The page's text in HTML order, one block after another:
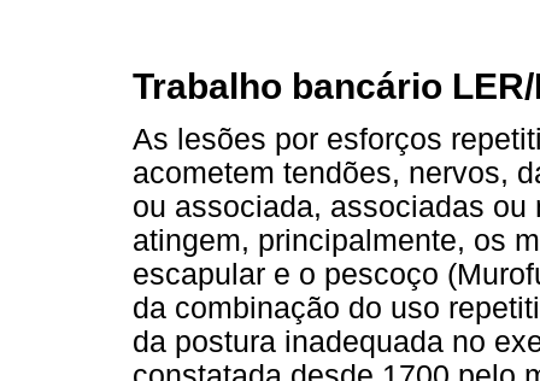
Trabalho bancário LER/
As lesões por esforços
acometem tendões, nervos,
ou associada, associadas
atingem, principalmente, os
escapular e o pescoço
da combinação do uso
da postura inadequada no